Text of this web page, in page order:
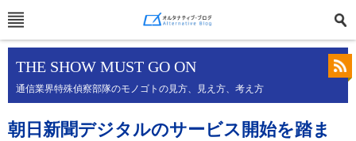
THE SHOW MUST GO ON
通信業界特殊偵察部隊のモノゴトの見方、見え方、考え方
朝日新聞デジタルのサービス開始を踏ま